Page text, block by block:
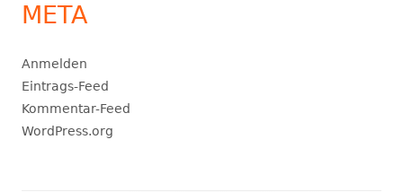
META
Anmelden
Eintrags-Feed
Kommentar-Feed
WordPress.org